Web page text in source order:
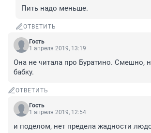
Пить надо меньше.
ОТВЕТИТЬ
Гость
1 апреля 2019, 13:19
Она не читала про Буратино. Смешно,
бабку.
ОТВЕТИТЬ
Гость
1 апреля 2019, 12:54
и поделом, нет предела жадности